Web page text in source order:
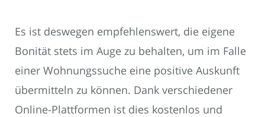
Es ist deswegen empfehlenswert, die eigene
Bonität stets im Auge zu behalten, um im Falle
einer Wohnungssuche eine positive Auskunft
übermitteln zu können. Dank verschiedener
Online-Plattformen ist dies kostenlos und